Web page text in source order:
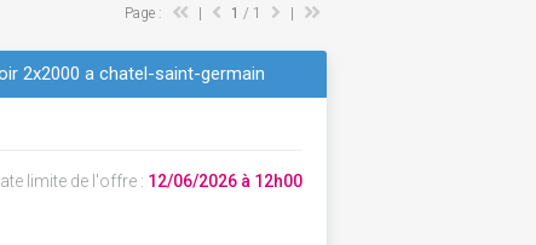
Page : 1 / 1
2x2000 a chatel-saint-germain
limite de l'offre : 12/06/2026 à 12h00